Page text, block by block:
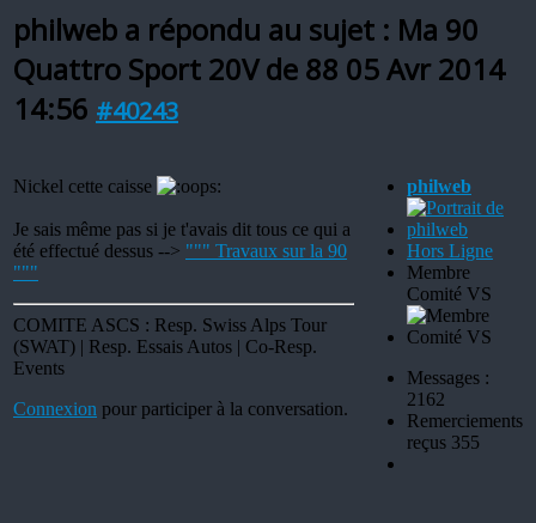
philweb a répondu au sujet : Ma 90
Quattro Sport 20V de 88 05 Avr 2014
14:56 #40243
Nickel cette caisse
Je sais même pas si je t'avais dit tous ce qui a
été effectué dessus --> """ Travaux sur la 90
"""
COMITE ASCS : Resp. Swiss Alps Tour
(SWAT) | Resp. Essais Autos | Co-Resp.
Events
Connexion pour participer à la conversation.
philweb
Hors Ligne
Membre
Comité VS
Messages :
2162
Remerciements
reçus 355